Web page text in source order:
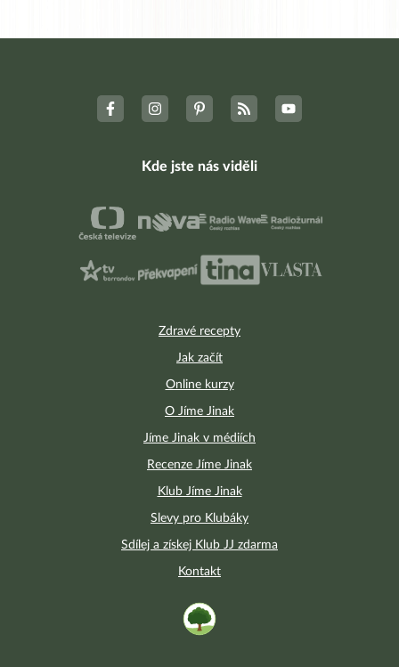
Zdravé recepty
Jak začít
Online kurzy
O Jíme Jinak
Jíme Jinak v médiích
Recenze Jíme Jinak
Klub Jíme Jinak
Slevy pro Klubáky
Sdílej a získej Klub JJ zdarma
Kontakt
Kde jste nás viděli